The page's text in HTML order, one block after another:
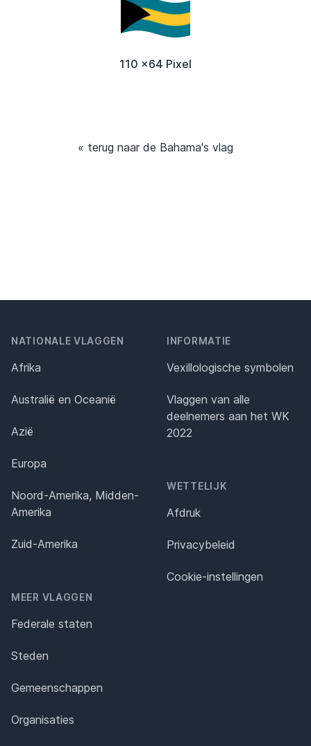
110 x64 Pixel
« terug naar de Bahama's vlag
NATIONALE VLAGGEN
Afrika
Australië en Oceanië
Azië
Europa
Noord-Amerika, Midden-
Amerika
Zuid-Amerika
MEER VLAGGEN
Federale staten
Steden
Gemeenschappen
Organisaties
INFORMATIE
Vexillologische symbolen
Vlaggen van alle
deelnemers aan het WK
2022
WETTELIJK
Afdruk
Privacybeleid
Cookie-instellingen